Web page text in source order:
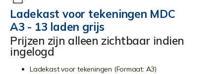
begin
van
de
afbeeldingen-
gallerij
Ladekast voor tekeningen MDC
A3 - 13 laden grijs
Prijzen zijn alleen zichtbaar indien
ingelogd
Ladekast voor tekeningen (Formaat: A3)